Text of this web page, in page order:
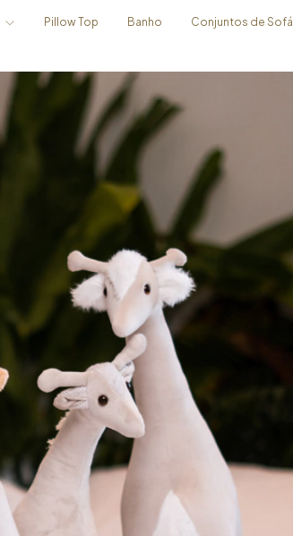
Pillow Top Banho Conjuntos de Sofá